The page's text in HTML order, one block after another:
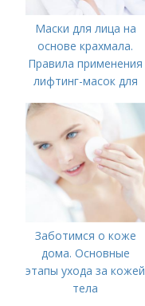
Маски для лица на
основе крахмала.
Правила применения
лифтинг-масок для
Заботимся о коже
дома. Основные
этапы ухода за кожей
тела